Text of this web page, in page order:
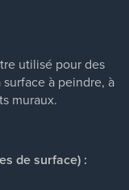
utilisé pour des
à peindre, à
muraux.
de surface) :